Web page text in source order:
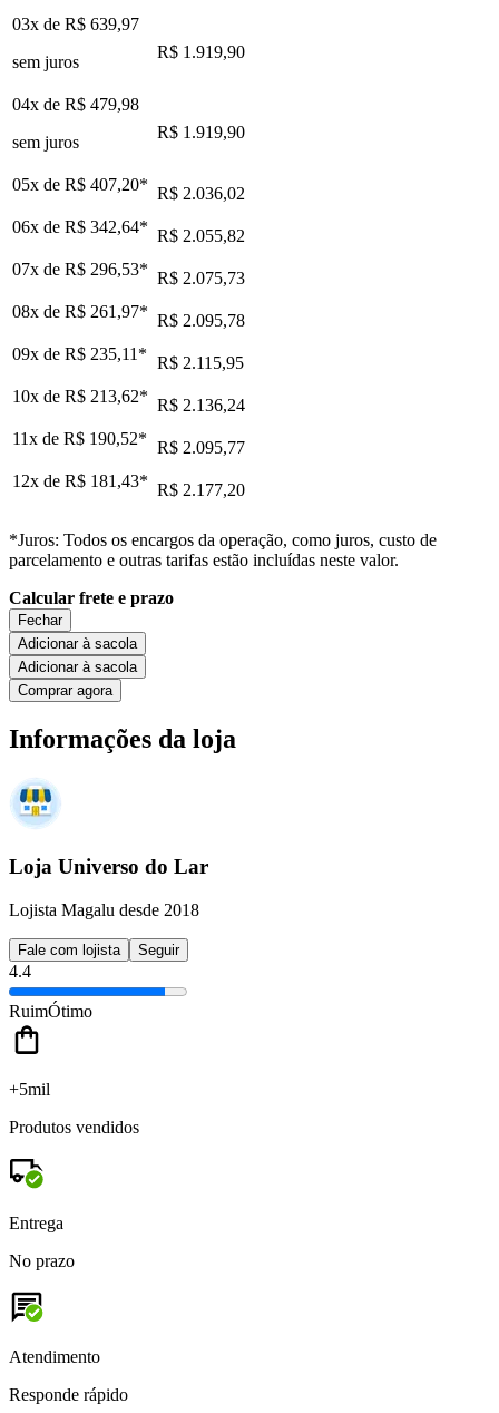
03x de R$ 639,97
sem juros
R$ 1.919,90
04x de R$ 479,98
sem juros
R$ 1.919,90
05x de R$ 407,20* R$ 2.036,02
06x de R$ 342,64* R$ 2.055,82
07x de R$ 296,53* R$ 2.075,73
08x de R$ 261,97* R$ 2.095,78
09x de R$ 235,11 * R$ 2.115,95
10x de R$ 213,62* R$ 2.136,24
11x de R$ 190,52* R$ 2.095,77
12x de R$ 181,43* R$ 2.177,20
*Juros: Todos os encargos da operação, como juros, custo de
parcelamento e outras tarifas estão incluídas neste valor.
Calcular frete e prazo
Fechar
Adicionar à sacola
Adicionar à sacola
Comprar agora
Informações da loja
Loja Universo do Lar
Lojista Magalu desde 2018
Fale com lojista Seguir
4.4
RuimÓtimo
+5mil
Produtos vendidos
Entrega
No prazo
Atendimento
Responde rápido